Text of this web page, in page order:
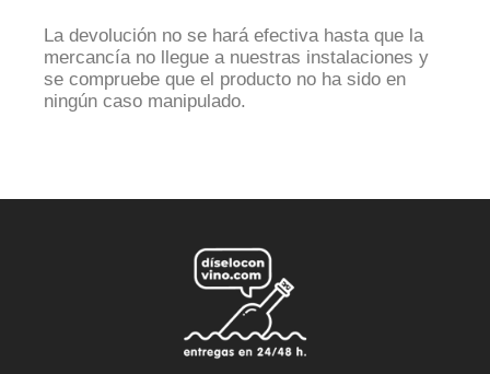
La devolución no se hará efectiva hasta que la
mercancía no llegue a nuestras instalaciones y
se compruebe que el producto no ha sido en
ningún caso manipulado.